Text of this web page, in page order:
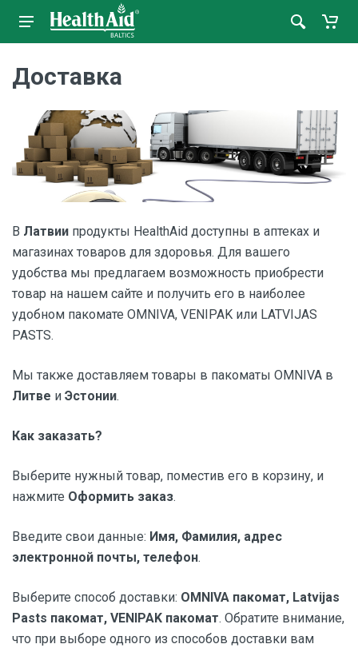
Доставка
В Латвии продукты HealthAid доступны в аптеках и
магазинах товаров для здоровья. Для вашего
удобства мы предлагаем возможность приобрести
товар на нашем сайте и получить его в наиболее
удобном пакомате OMNIVA, VENIPAK или LATVIJAS
PASTS.
Мы также доставляем товары в пакоматы OMNIVA в
Литве и Эстонии.
Как заказать?
Выберите нужный товар, поместив его в корзину, и
нажмите Оформить заказ.
Введите свои данные: Имя, Фамилия, адрес
электронной почты, телефон.
Выберите способ доставки: OMNIVA пакомат, Latvijas
Pasts пакомат, VENIPAK пакомат. Обратите внимание,
что при выборе одного из способов доставки вам